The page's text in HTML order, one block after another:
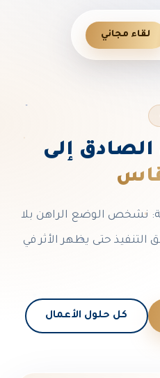
لقاء مجاني
إلى
نشخص الوضع الراهن بلا
التنفيذ حتى يظهر الأثر في
كل حلول الأعمال